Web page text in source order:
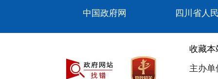
中国政府网 四川省人
收藏本
主办